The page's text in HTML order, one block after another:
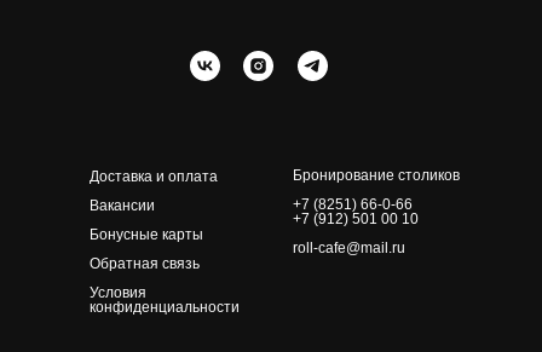
Бронирование столиков
+7 (8251) 66-0-66
+7 (912) 501 00 10
roll-cafe@mail.ru
Доставка и оплата
Вакансии
Бонусные карты
Обратная связь
Условия
конфиденциальности